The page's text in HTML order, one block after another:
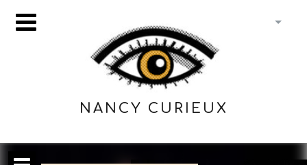
NANCY CURIEUX